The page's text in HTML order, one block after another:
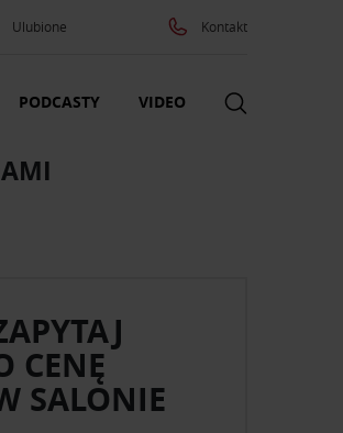
Ulubione Kontakt
PODCASTY VIDEO
CENĘ
SALONIE